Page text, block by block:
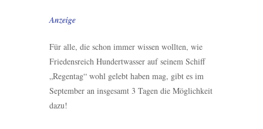
Anzeige
Für alle, die schon immer wissen wollten, wie
Friedensreich Hundertwasser auf seinem Schiff
„Regentag“ wohl gelebt haben mag, gibt es im
September an insgesamt 3 Tagen die Möglichkeit
dazu!